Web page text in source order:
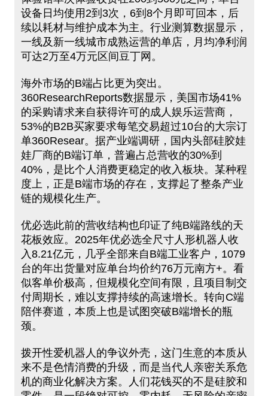
设备日均使用2到3次，6到8个月即可回本，后
续以耗材与维护成本为主。行业测算数据显示，
一线及新一线城市成熟运营的单店，月均净利润
可达2万至4万元区间豆丁网。
海外市场的B端占比更为突出。
360ResearchReports数据显示，美国市场41%
的采购请求来自获得许可的成人娱乐运营商，
53%的B2B买家要求每笔交易超过10台的大宗订
单360Resear。据产业端调研，国内头部硅胶娃
娃厂商的B端订单，普遍占总营收的30%到
40%，是比个人消费更稳定的收入板块。某种程
度上，正是B端市场的存在，支撑起了整条产业
链的规模化生产。
优必选此前的营收结构也印证了纯B端路线的天
花板效应。2025年优必选全尺寸人形机器人收
入8.21亿元，几乎全部来自B端工业客户，1079
台的年出货量对应单台均价约76万元南方+。看
似客单价极高，但规模化空间有限，且项目制交
付周期长，难以支撑持续的高速增长。转向C端
陪伴赛道，本质上也是试图突破B端增长的瓶
颈。
拨开性爱机器人的争议外壳，这门生意的本质从
来不是色情消费的升级，而是当代人亲密关系危
机的商业化解决方案。人们花钱买的不是硅胶和